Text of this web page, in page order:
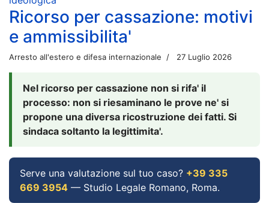
Ricorso per cassazione: motivi
e ammissibilita'
Arresto all'estero e difesa internazionale 27 Luglio 2026
Nel ricorso per cassazione non si rifa' il
processo: non si riesaminano le prove ne' si
propone una diversa ricostruzione dei fatti. Si
sindaca soltanto la legittimita'.
Serve una valutazione sul tuo caso? +39 335
669 3954 — Studio Legale Romano, Roma.